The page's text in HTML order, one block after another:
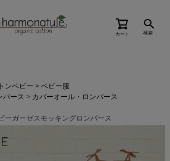
カート 検索
ンベビー
ベビー服
パース
カバーオール・ロンパース
ーガーゼスモッキングロンパース